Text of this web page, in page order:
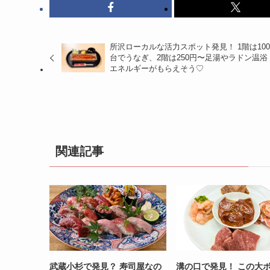
所沢ローカルな活力スポット発見！ 1階は
台でうなぎ、2階は250円〜足湯やラドン温浴
エネルギーがもらえそう♡
関連記事
武蔵小杉で発見？ 寿司屋なの 溝の口で発見！ この大